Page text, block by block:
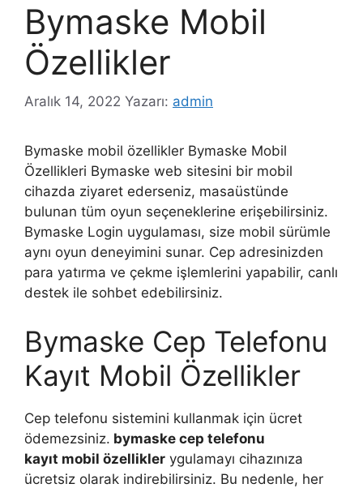
Bymaske Mobil
Özellikler
Aralık 14, 2022 Yazarı: admin
Bymaske mobil özellikler Bymaske Mobil
Özellikleri Bymaske web sitesini bir mobil
cihazda ziyaret ederseniz, masaüstünde
bulunan tüm oyun seçeneklerine erişebilirsiniz.
Bymaske Login uygulaması, size mobil sürümle
aynı oyun deneyimini sunar. Cep adresinizden
para yatırma ve çekme işlemlerini yapabilir, canlı
destek ile sohbet edebilirsiniz.
Bymaske Cep Telefonu
Kayıt Mobil Özellikler
Cep telefonu sistemini kullanmak için ücret
ödemezsiniz. bymaske cep telefonu
kayıt mobil özellikler ygulamayı cihazınıza
ücretsiz olarak indirebilirsiniz. Bu nedenle, her